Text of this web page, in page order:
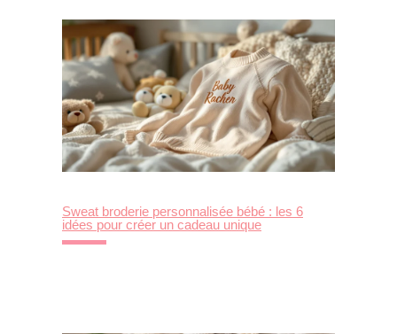
Sweat broderie personnalisée bébé : les 6
idées pour créer un cadeau unique